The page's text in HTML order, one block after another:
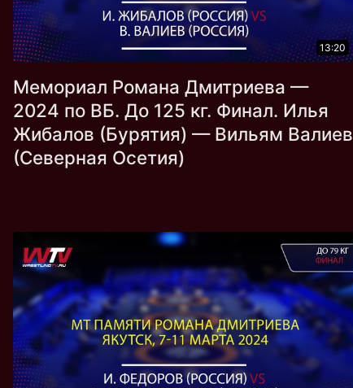
13:20
Мемориал Романа Дмитриева —
2024 по ВБ. До 125 кг. Финал. Илья
Жибалов (Бурятия) — Вильям Валиев
(Северная Осетия)